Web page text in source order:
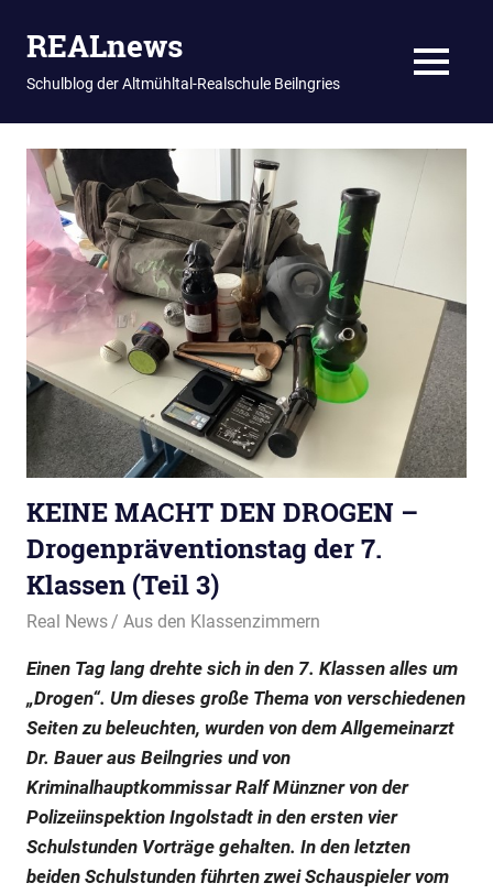
Inhalt
springen
REALnews
Schulblog der Altmühltal-Realschule Beilngries MENU
KEINE MACHT DEN DROGEN –
Drogenpräventionstag der 7.
Klassen (Teil 3)
22. März 2024
Real News Aus den Klassenzimmern
Einen Tag lang drehte sich in den 7. Klassen alles um
„Drogen“. Um dieses große Thema von verschiedenen
Seiten zu beleuchten, wurden von dem Allgemeinarzt
Dr. Bauer aus Beilngries und von
Kriminalhauptkommissar Ralf Münzner von der
Polizeiinspektion Ingolstadt in den ersten vier
Schulstunden Vorträge gehalten. In den letzten
beiden Schulstunden führten zwei Schauspieler vom